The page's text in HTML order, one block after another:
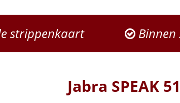
strippenkaart
Jabra SPEAK